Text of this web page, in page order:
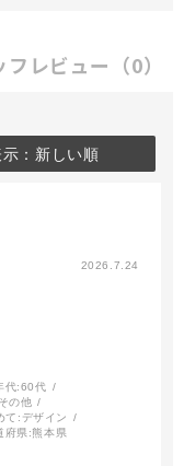
フレビュー （0）
示：新しい順
2026.7.24
代:60代
の他
て: デザイン
府県:熊本県